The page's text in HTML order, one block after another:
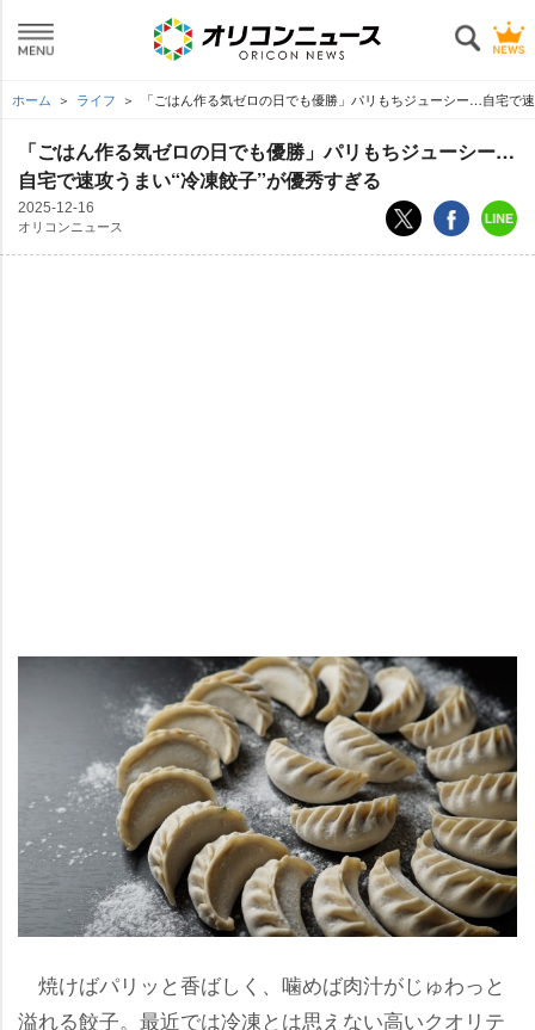
ホーム ライフ 「ごはん作る気ゼロの日でも優勝」パリもちジューシー…自宅で
「ごはん作る気ゼロの日でも優勝」パリもちジューシー…
自宅で速攻うまい“冷凍餃子”が優秀すぎる
2025-12-16
オリコンニュース
焼けばパリッと香ばしく、噛めば肉汁がじゅわっと
溢れる餃子。最近では冷凍とは思えない高いクオリテ